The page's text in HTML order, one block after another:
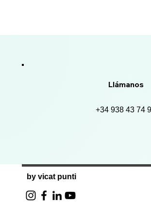
Llámanos
+34 938 43 74
by vicat punti